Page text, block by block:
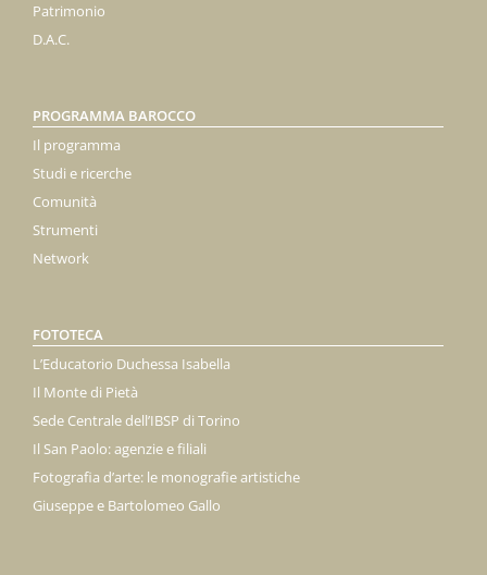
Patrimonio
D.A.C.
PROGRAMMA BAROCCO
Il programma
Studi e ricerche
Comunità
Strumenti
Network
FOTOTECA
L’Educatorio Duchessa Isabella
Il Monte di Pietà
Sede Centrale dell’IBSP di Torino
Il San Paolo: agenzie e filiali
Fotografia d’arte: le monografie artistiche
Giuseppe e Bartolomeo Gallo